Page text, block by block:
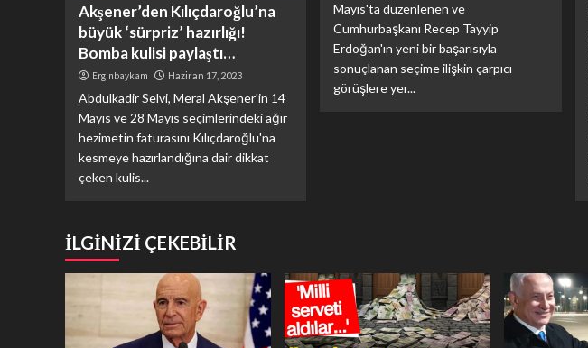
Akşener’den Kılıçdaroğlu’na
büyük ‘sürpriz’ hazırlığı!
Bomba kulisi paylaştı…
Erginbaykam Haziran 17, 2023
Abdulkadir Selvi, Meral Akşener'in 14
Mayıs ve 28 Mayıs seçimlerindeki ağır
hezimetin faturasını Kılıçdaroğlu'na
kesmeye hazırlandığına dair dikkat
çeken kulis...
Mayıs'ta düzenlenen ve
Cumhurbaşkanı Recep Tayyip
Erdoğan'ın yeni bir başarısıyla
sonuçlanan seçime ilişkin çarpıcı
görüşlere yer...
İLGİNİZİ ÇEKEBİLİR